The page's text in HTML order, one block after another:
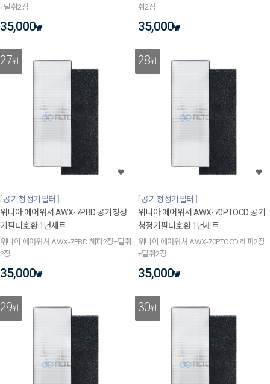
+탈취2장
35,000₩
취2장
35,000₩
27위
공기청정기필터
위니아 에어워셔 AWX-7PBD 공기청정
기필터호환 1년세트
위니아 에어워셔 AWX-7PBD 헤파2장+탈취
2장
35,000₩
28위
공기청정기필터
위니아 에어워셔 AWX-70PTOCD 공기
청정기필터호환 1년세트
위니아 에어워셔 AWX-70PTOCD 헤파2장
+탈취2장
35,000₩
29위 30위